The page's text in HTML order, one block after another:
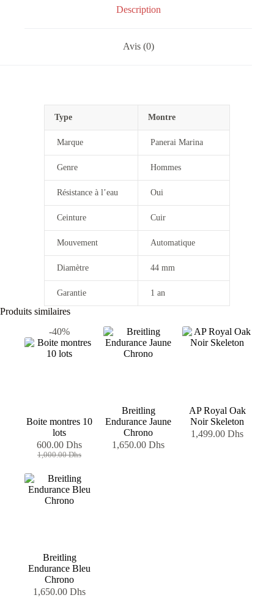
Description
Avis (0)
Type Montre
Marque Panerai Marina
Genre Hommes
Résistance à l’eau Oui
Ceinture Cuir
Mouvement Automatique
Diamètre 44 mm
Garantie 1 an
Produits similaires
-40%
Boite montres 10
lots
1,000.00Dhs
Le
initial
était :
1,000.00 Dhs.
600.00Dhs
Le
actuel
est :
600.00 Dhs.
Breitling
Endurance Jaune
Chrono
1,650.00Dhs
AP Royal Oak
Noir Skeleton
1,499.00Dhs
Breitling
Endurance Bleu
Chrono
1,650.00Dhs